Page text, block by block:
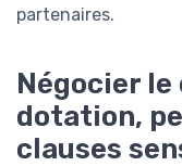
partenaires.
Négocier
dotation,
clauses